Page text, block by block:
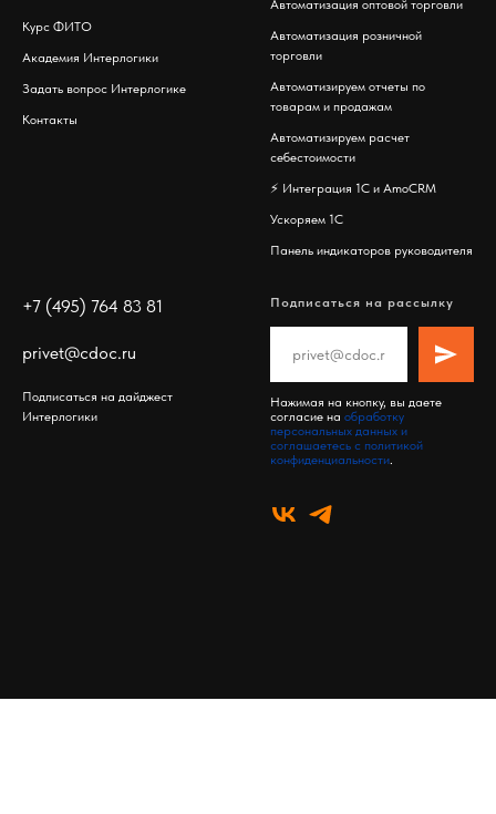
Курс ФИТО
Академия Интерлогики
Задать вопрос Интерлогике
Контакты
Автоматизация оптовой торговли
Автоматизация розничной
торговли
Автоматизируем отчеты по
товарам и продажам
Автоматизируем расчет
себестоимости
⚡️ Интеграция 1С и AmoCRM
Ускоряем 1С
Панель индикаторов руководителя
+7 (495) 764 83 81
privet@cdoc.ru
Подписаться на дайджест
Интерлогики
Подписаться на рассылку
Нажимая на кнопку, вы даете
согласие на обработку
персональных данных и
соглашаетесь c политикой
конфиденциальности.